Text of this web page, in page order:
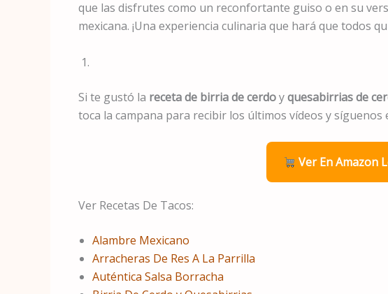
que las disfrutes como un reconfortante guiso o en su
mexicana. ¡Una experiencia culinaria que hará que todos
Si te gustó la receta de birriade cerdoyquesabirrias de
toca la campana para recibir los últimos vídeos y síguenos
Ver En Amazon
Ver Recetas De Tacos:
Alambre Mexicano
Arracheras De Res A La Parrilla
Auténtica Salsa Borracha